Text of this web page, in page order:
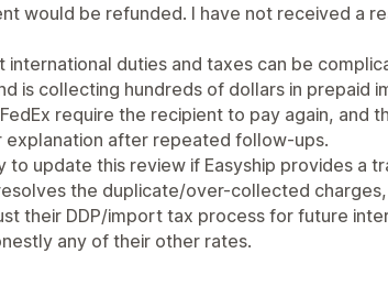
would be refunded. I have not received a
international duties and taxes can be
is collecting hundreds of dollars in prepaid
require the recipient to pay again, and
explanation after repeated follow-ups.
to update this review if Easyship provides a
the duplicate/over-collected
their DDP/import tax process for future
any of their other rates.